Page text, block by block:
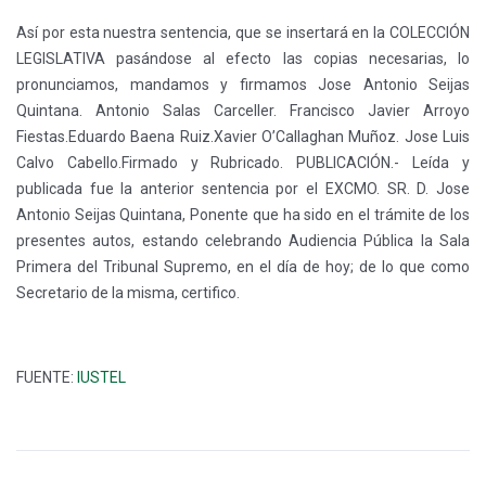
Así por esta nuestra sentencia, que se insertará en la COLECCIÓN
LEGISLATIVA pasándose al efecto las copias necesarias, lo
pronunciamos, mandamos y firmamos Jose Antonio Seijas
Quintana. Antonio Salas Carceller. Francisco Javier Arroyo
Fiestas.Eduardo Baena Ruiz.Xavier O’Callaghan Muñoz. Jose Luis
Calvo Cabello.Firmado y Rubricado. PUBLICACIÓN.- Leída y
publicada fue la anterior sentencia por el EXCMO. SR. D. Jose
Antonio Seijas Quintana, Ponente que ha sido en el trámite de los
presentes autos, estando celebrando Audiencia Pública la Sala
Primera del Tribunal Supremo, en el día de hoy; de lo que como
Secretario de la misma, certifico.
FUENTE: IUSTEL